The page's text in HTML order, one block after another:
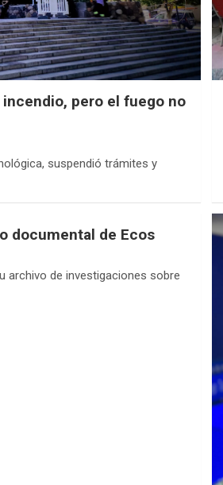
pero el fuego no
suspendió trámites y
documental de Ecos
archivo de investigaciones sobre